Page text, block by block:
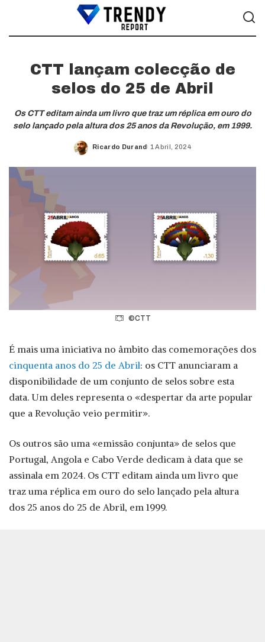
CTT lançam colecção de
selos do 25 de Abril
Os CTT editam ainda um livro que traz um réplica em ouro do
selo lançado pela altura dos 25 anos da Revolução, em 1999.
Posted
Ricardo Durand 1 Abril, 2024
©CTT
É mais uma iniciativa no âmbito das comemorações dos
cinquenta anos do 25 de Abril: os CTT anunciaram a
disponibilidade de um conjunto de selos sobre esta
data. Um deles representa o «despertar da arte popular
que a Revolução veio permitir».
Os outros são uma «emissão conjunta» de selos que
Portugal, Angola e Cabo Verde dedicam à data que se
assinala em 2024. Os CTT editam ainda um livro que
traz uma réplica em ouro do selo lançado pela altura
dos 25 anos do 25 de Abril, em 1999.